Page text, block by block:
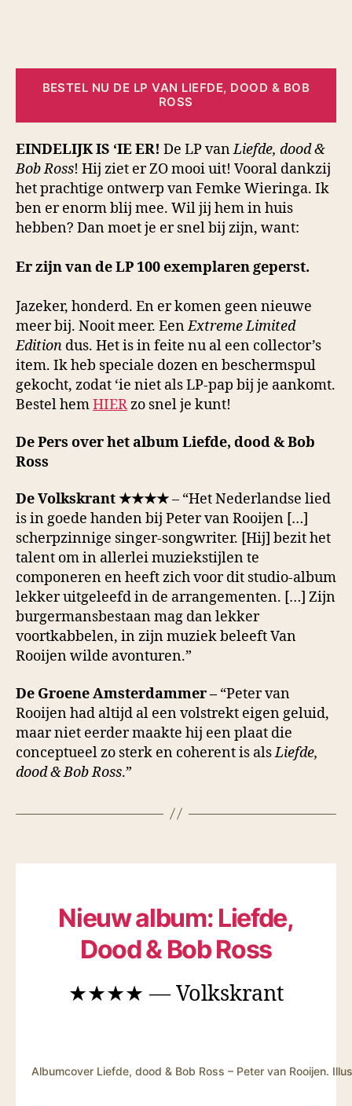
BESTEL NU DE LP VAN LIEFDE, DOOD & BOB
ROSS
EINDELIJK IS ‘IE ER! De LP vanLiefde, dood &
Bob Ross! Hij ziet er ZO mooi uit! Vooral dankzij
het prachtige ontwerp van Femke Wieringa. Ik
ben er enorm blij mee. Wil jij hem in huis
hebben? Dan moet je er snel bij zijn, want:
Er zijn van de LP 100 exemplaren geperst.
Jazeker, honderd. En er komen geen nieuwe
meer bij. Nooit meer. EenExtreme Limited
Edition dus. Het is in feite nu al een collector’s
item. Ik heb speciale dozen en beschermspul
gekocht, zodat ‘ie niet als LP-pap bij je aankomt.
Bestel hemHIERzo snel je kunt!
De Pers over het album Liefde, dood & Bob
Ross
De Volkskrant ★★★★– “Het Nederlandse lied
is in goede handen bij Peter van Rooijen […]
scherpzinnige singer-songwriter. [Hij] bezit het
talent om in allerlei muziekstijlen te
componeren en heeft zich voor dit studio-album
lekker uitgeleefd in de arrangementen. […] Zijn
burgermansbestaan mag dan lekker
voortkabbelen, in zijn muziek beleeft Van
Rooijen wilde avonturen.”
De Groene Amsterdammer – “Peter van
Rooijen had altijd al een volstrekt eigen geluid,
maar niet eerder maakte hij een plaat die
conceptueel zo sterk en coherent is alsLiefde,
dood & Bob Ross.”
Nieuw album: Liefde,
Dood & Bob Ross
★★★★ — Volkskrant
Albumcover Liefde, dood & Bob Ross – Peter van Rooijen.